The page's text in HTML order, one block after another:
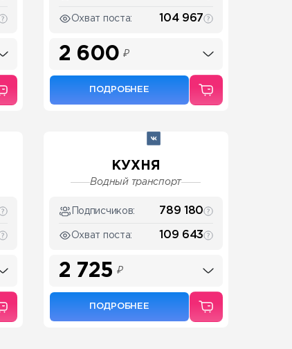
Охват поста: 104 967
2 600 ₽
ПОДРОБНЕЕ
КУХНЯ
Водный транспорт
Подписчиков: 789 180
Охват поста: 109 643
2 725 ₽
ПОДРОБНЕЕ